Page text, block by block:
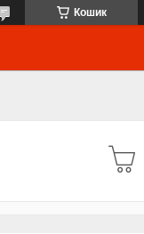
Кошик